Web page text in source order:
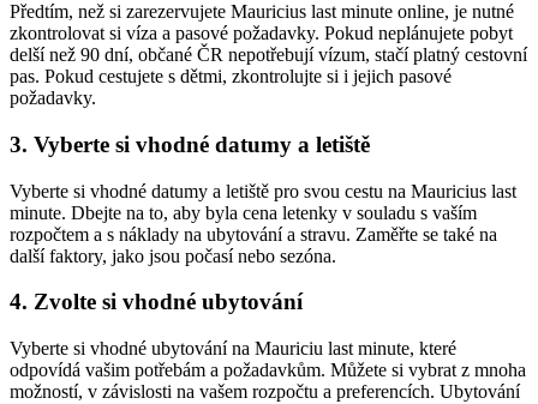
Předtím, než si zarezervujete Mauricius last minute online, je nutné
zkontrolovat si víza a pasové požadavky. Pokud neplánujete pobyt
delší než 90 dní, občané ČR nepotřebují vízum, stačí platný cestovní
pas. Pokud cestujete s dětmi, zkontrolujte si i jejich pasové
požadavky.
3. Vyberte si vhodné datumy a letiště
Vyberte si vhodné datumy a letiště pro svou cestu na Mauricius last
minute. Dbejte na to, aby byla cena letenky v souladu s vaším
rozpočtem a s náklady na ubytování a stravu. Zaměřte se také na
další faktory, jako jsou počasí nebo sezóna.
4. Zvolte si vhodné ubytování
Vyberte si vhodné ubytování na Mauriciu last minute, které
odpovídá vašim potřebám a požadavkům. Můžete si vybrat z mnoha
možností, v závislosti na vašem rozpočtu a preferencích. Ubytování